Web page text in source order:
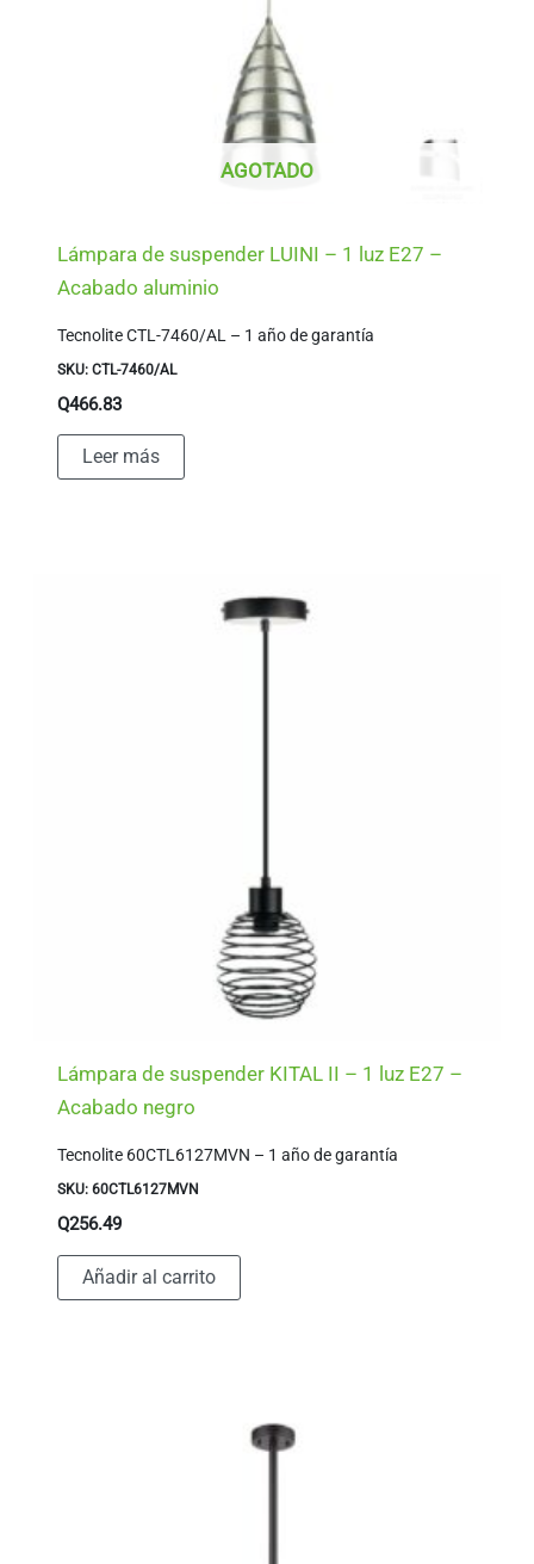
AGOTADO
Lámpara de suspender LUINI – 1 luz E27 –
Acabado aluminio
Tecnolite CTL-7460/AL – 1 año de garantía
SKU: CTL-7460/AL
Q466.83
Leer más
Lámpara de suspender KITAL II – 1 luz E27 –
Acabado negro
Tecnolite 60CTL6127MVN – 1 año de garantía
SKU: 60CTL6127MVN
Q256.49
Añadir al carrito